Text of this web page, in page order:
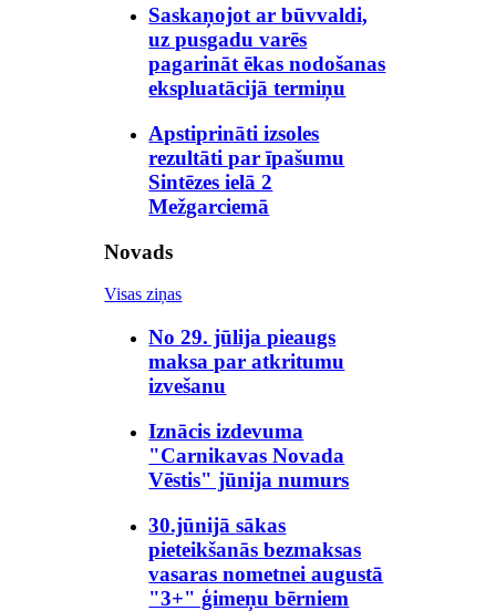
Saskaņojot ar būvvaldi,
uz pusgadu varēs
pagarināt ēkas nodošanas
ekspluatācijā termiņu
Apstiprināti izsoles
rezultāti par īpašumu
Sintēzes ielā 2
Mežgarciemā
Novads
Visas ziņas
No 29. jūlija pieaugs
maksa par atkritumu
izvešanu
Iznācis izdevuma
"Carnikavas Novada
Vēstis" jūnija numurs
30.jūnijā sākas
pieteikšanās bezmaksas
vasaras nometnei augustā
"3+" ģimeņu bērniem